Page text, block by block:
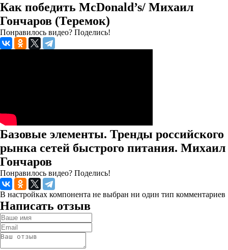
Как победить McDonald’s/ Михаил
Гончаров (Теремок)
Понравилось видео? Поделись!
Базовые элементы. Тренды российского
рынка сетей быстрого питания. Михаил
Гончаров
Понравилось видео? Поделись!
В настройках компонента не выбран ни один тип комментариев
Написать отзыв